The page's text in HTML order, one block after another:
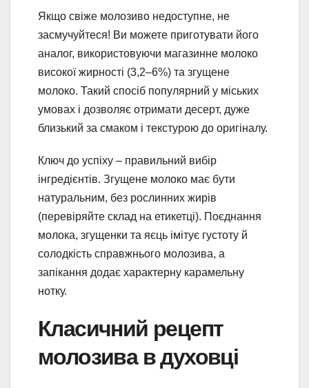
Якщо свіже молозиво недоступне, не
засмучуйтеся! Ви можете приготувати його
аналог, використовуючи магазинне молоко
високої жирності (3,2–6%) та згущене
молоко. Такий спосіб популярний у міських
умовах і дозволяє отримати десерт, дуже
близький за смаком і текстурою до оригіналу.
Ключ до успіху – правильний вибір
інгредієнтів. Згущене молоко має бути
натуральним, без рослинних жирів
(перевіряйте склад на етикетці). Поєднання
молока, згущенки та яєць імітує густоту й
солодкість справжнього молозива, а
запікання додає характерну карамельну
нотку.
Класичний рецепт
молозива в духовці